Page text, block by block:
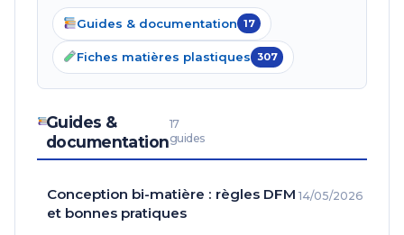
Guides & documentation 17
Fiches matières plastiques 307
Guides &
documentation
17
guides
Conception bi-matière : règles DFM
et bonnes pratiques
14/05/2026